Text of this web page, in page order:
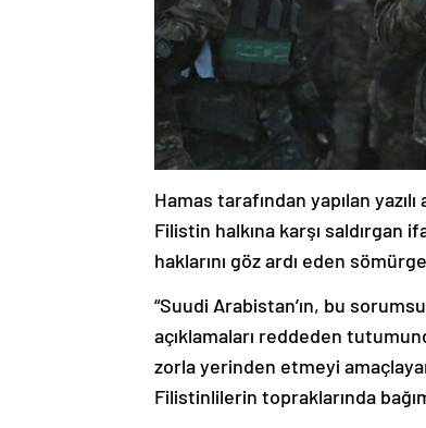
Hamas tarafından yapılan
Filistin halkına karşı
haklarını göz ardı eden
“Suudi Arabistan’ın, bu
açıklamaları reddeden
zorla yerinden etmeyi
Filistinlilerin topraklarında